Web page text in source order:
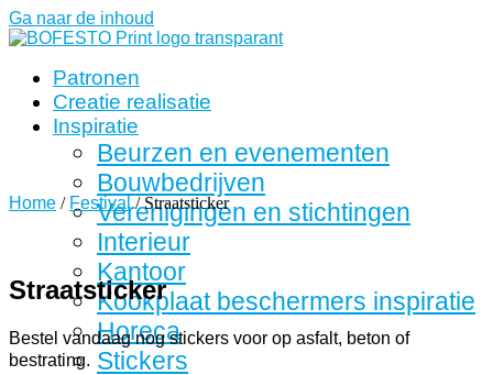
Ga naar de inhoud
Patronen
Creatie realisatie
Inspiratie
Beurzen en evenementen
Bouwbedrijven
Verenigingen en stichtingen
Interieur
Kantoor
Kookplaat beschermers inspiratie
Horeca
Stickers
Home / Festival/ Straatsticker
Straatsticker
Bestel vandaag nog stickers voor op asfalt, beton of
bestrating.